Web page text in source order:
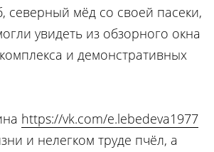
северный мёд со своей пасеки,
увидеть из обзорного окна
и демонстративных
https://vk.com/e.lebedeva1977
и нелегком труде пчёл, а